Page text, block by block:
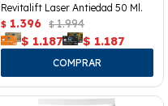
Revitalift Laser Antiedad 50 Ml.
$ 1.396 $ 1.994
$ 1.187 $ 1.187